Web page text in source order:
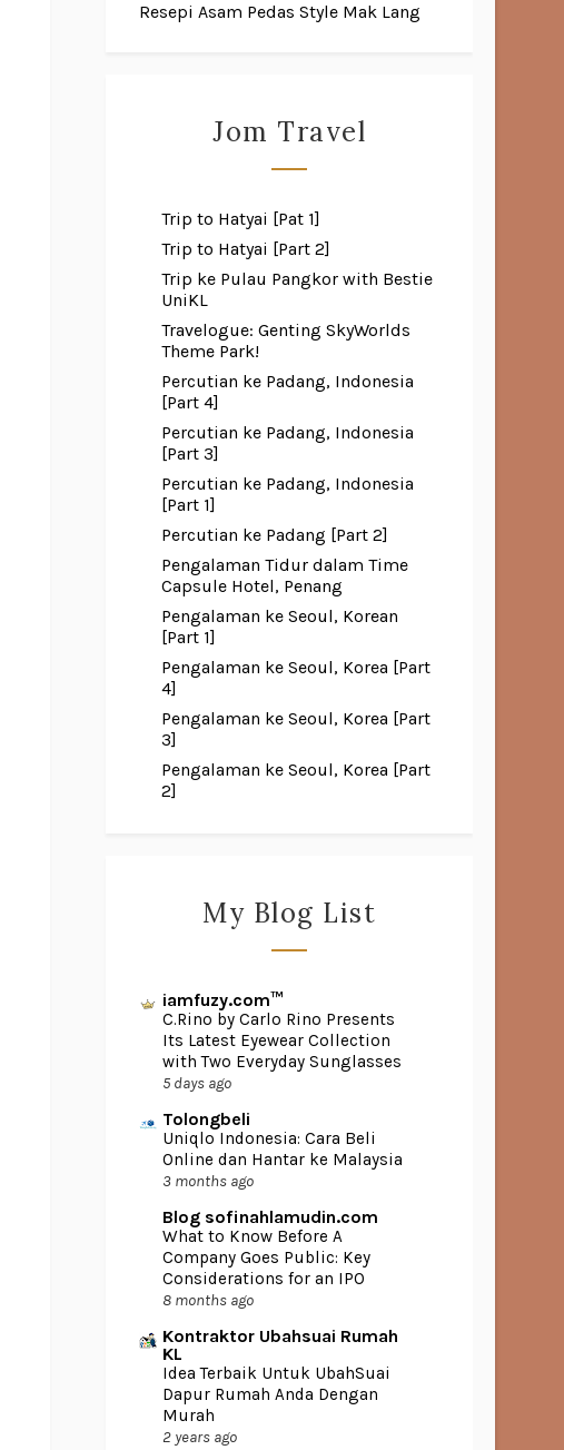
Resepi Asam Pedas Style Mak Lang
Jom Travel
Trip to Hatyai [Pat 1]
Trip to Hatyai [Part 2]
Trip ke Pulau Pangkor with Bestie
UniKL
Travelogue: Genting SkyWorlds
Theme Park!
Percutian ke Padang, Indonesia
[Part 4]
Percutian ke Padang, Indonesia
[Part 3]
Percutian ke Padang, Indonesia
[Part 1]
Percutian ke Padang [Part 2]
Pengalaman Tidur dalam Time
Capsule Hotel, Penang
Pengalaman ke Seoul, Korean
[Part 1]
Pengalaman ke Seoul, Korea [Part
4]
Pengalaman ke Seoul, Korea [Part
3]
Pengalaman ke Seoul, Korea [Part
2]
My Blog List
iamfuzy.com™
C.Rino by Carlo Rino Presents
Its Latest Eyewear Collection
with Two Everyday Sunglasses
5 days ago
Tolongbeli
Uniqlo Indonesia: Cara Beli
Online dan Hantar ke Malaysia
3 months ago
Blog sofinahlamudin.com
What to Know Before A
Company Goes Public: Key
Considerations for an IPO
8 months ago
Kontraktor Ubahsuai Rumah
KL
Idea Terbaik Untuk UbahSuai
Dapur Rumah Anda Dengan
Murah
2 years ago